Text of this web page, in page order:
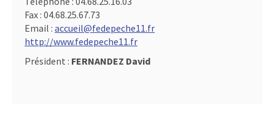
Fax : 04.68.25.67.73
Email : accueil@fedepeche11.fr
http://www.fedepeche11.fr
Président : FERNANDEZ David